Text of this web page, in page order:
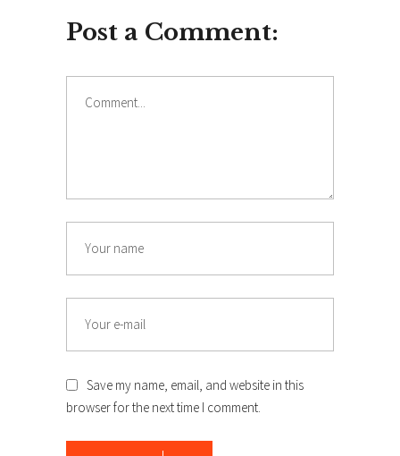
Post a Comment:
Save my name, email, and website in this
browser for the next time I comment.